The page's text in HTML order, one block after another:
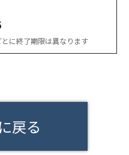
に終了期限は異なります
戻る